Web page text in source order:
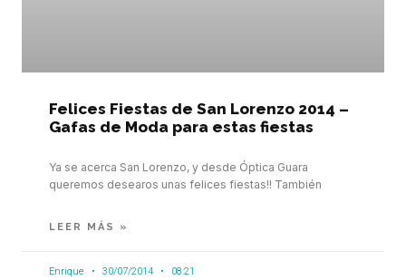
Felices Fiestas de San Lorenzo 2014 –
Gafas de Moda para estas fiestas
Ya se acerca San Lorenzo, y desde Óptica Guara
queremos desearos unas felices fiestas!! También
LEER MÁS »
Enrique 30/07/2014 08:21